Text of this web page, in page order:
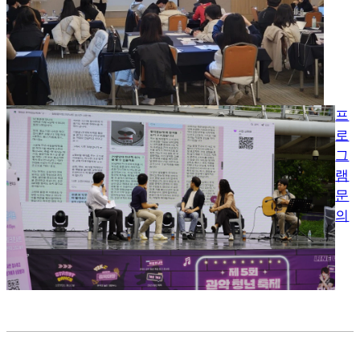
프
로
그
램
문
의